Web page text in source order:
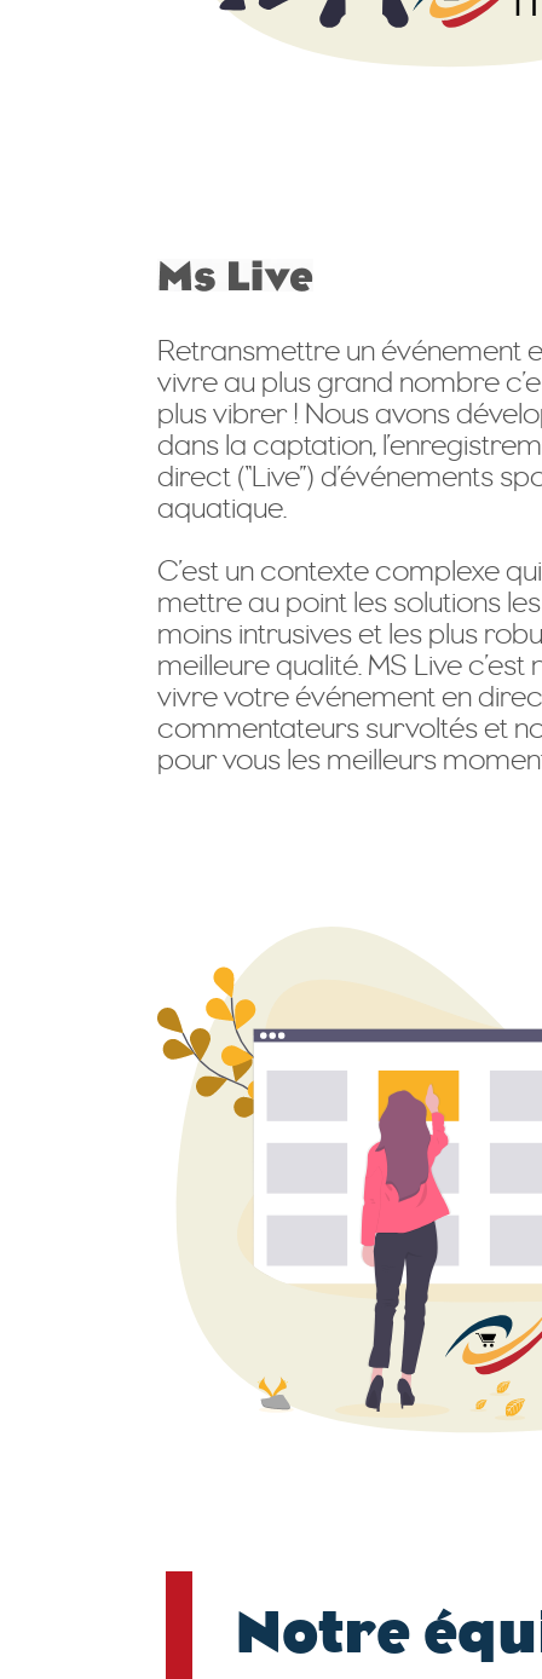
Retransmettre un événement
vivre au plus grand nombre
plus vibrer ! Nous avons
dans la captation,
direct (“Live”) d’événements
aquatique.
C’est un contexte complexe
mettre au point les solutions
moins intrusives et les plus
meilleure qualité. MS Live
vivre votre événement en
commentateurs survoltés et
pour vous les meilleurs
Notre